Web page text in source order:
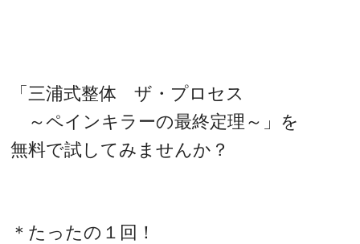
「三浦式整体 ザ・プロセス
～ペインキラーの最終定理～」を
無料で試してみませんか？
＊たったの１回！